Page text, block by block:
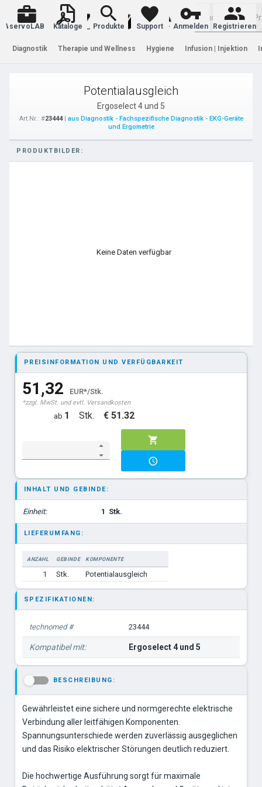
Warenkorb
servoLAB Kataloge Produkte Support Anmelden Registrieren
Diagnostik Therapie und Wellness Hygiene Infusion | Injektion
Potentialausgleich
Ergoselect 4 und 5
Art.Nr.: #23444| aus Diagnostik - Fachspezifische Diagnostik - EKG-Geräte
und Ergometrie
PRODUKTBILDER:
Keine Daten verfügbar
PREISINFORMATION UND VERFÜGBARKEIT
51,32 EUR*/Stk.
*zzgl. MwSt. und evtl. Versandkosten
ab 1 Stk. € 51.32
INHALT UND GEBINDE:
Einheit: 1 Stk.
LIEFERUMFANG:
ANZAHL GEBINDE
KOMPONENTE
1
Stk. Potentialausgleich
SPEZIFIKATIONEN:
technomed # 23444
Kompatibel mit: Ergoselect 4 und 5
BESCHREIBUNG:
Gewährleistet eine sichere und normgerechte elektrische
Verbindung aller leitfähigen Komponenten.
Spannungsunterschiede werden zuverlässig ausgeglichen
und das Risiko elektrischer Störungen deutlich reduziert.
Die hochwertige Ausführung sorgt für maximale